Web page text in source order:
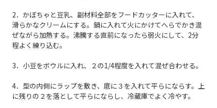
2．かぼちゃと豆乳、副材料全部をフードカッターに入れて、
滑らかなクリームにする。鍋に入れて火にかけてへらでかき混
ぜながら加熱する。沸騰する直前になったら弱火にして、2分
程よく練り込む。
3．小豆をボウルに入れ、２の1/4程度を入れて混ぜ合わせる。
4．型の内側にラップを敷き、底に３を入れて平らにならす。上
に残りの２を落として平らにならし、冷蔵庫でよく冷やす。